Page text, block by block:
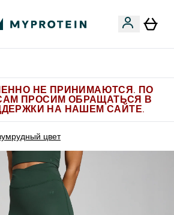
НЕ ПРИНИМАЮТСЯ. ПО
ПРОСИМ ОБРАЩАТЬСЯ В
НА НАШЕМ САЙТЕ.
цвет